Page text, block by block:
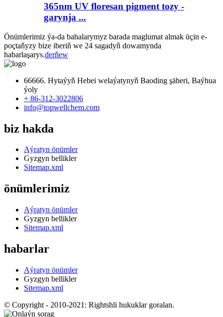
365nm UV floresan pigment tozy -
garynja ...
Önümlerimiz ýa-da bahalarymyz barada maglumat almak üçin e-
poçtaňyzy bize iberiň we 24 sagadyň dowamynda
habarlaşarys.derňew
66666. Hytaýyň Hebei welaýatynyň Baoding şäheri, Baýhua
ýoly
+ 86-312-3022806
info@topwellchem.com
biz hakda
Aýratyn önümler
Gyzgyn bellikler
Sitemap.xml
önümlerimiz
Aýratyn önümler
Gyzgyn bellikler
Sitemap.xml
habarlar
Aýratyn önümler
Gyzgyn bellikler
Sitemap.xml
© Copyright - 2010-2021: Rightshli hukuklar goralan.